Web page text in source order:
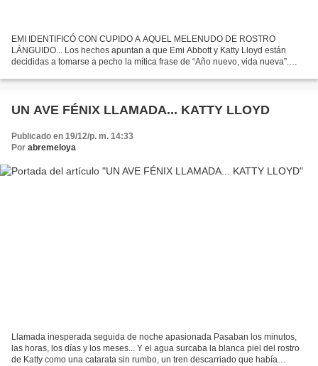
EMI IDENTIFICÓ CON CUPIDO A AQUEL MELENUDO DE ROSTRO
LÁNGUIDO... Los hechos apuntan a que Emi Abbott y Katty Lloyd están
decididas a tomarse a pecho la mítica frase de “Año nuevo, vida nueva”.
UN AVE FÉNIX LLAMADA... KATTY LLOYD
Publicado en 19/12/p. m. 14:33
Por abremeloya
Llamada inesperada seguida de noche apasionada Pasaban los minutos,
las horas, los días y los meses... Y el agua surcaba la blanca piel del rostro
de Katty como una catarata sin rumbo, un tren descarriado que había